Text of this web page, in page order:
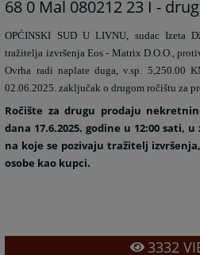
68 0 Mal 080212 23 I -
OPĆINSKI SUD U LIVNU, sudac Izeta
tražitelja izvršenja Eos - Matrix D.O.O.,
Ovrha radi naplate duga, v.sp. 5,250.00
02.06.2025. zaključak o drugom ročištu za
Ročište za drugu prodaju
dana 17.6.2025. godine u 12:00 sati,
na koje se pozivaju tražitelj
osobe kao kupci.
3332